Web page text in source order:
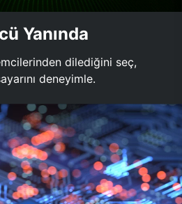
Yanında
dilediğini seç,
deneyimle.